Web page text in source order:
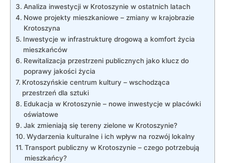
Analiza inwestycji w Krotoszynie w ostatnich latach
Nowe projekty mieszkaniowe – zmiany w krajobrazie
Krotoszyna
Inwestycje w infrastrukturę drogową a komfort życia
mieszkańców
Rewitalizacja przestrzeni publicznych jako klucz do
poprawy jakości życia
Krotoszyńskie centrum kultury – wschodząca
przestrzeń dla sztuki
Edukacja w Krotoszynie – nowe inwestycje w placówki
oświatowe
Jak zmieniają się tereny zielone w Krotoszynie?
Wydarzenia kulturalne i ich wpływ na rozwój lokalny
Transport publiczny w Krotoszynie – czego potrzebują
mieszkańcy?